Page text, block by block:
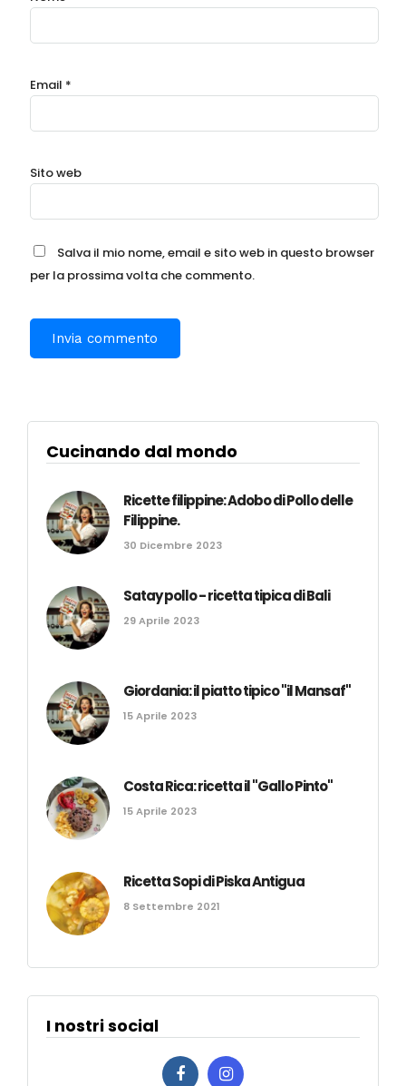
Email *
Sito web
Salva il mio nome, email e sito web in questo browser
per la prossima volta che commento.
Cucinando dal mondo
Ricette filippine: Adobo di Pollo delle
Filippine.
30 Dicembre 2023
Satay pollo - ricetta tipica di Bali
29 Aprile 2023
Giordania: il piatto tipico "il Mansaf"
15 Aprile 2023
Costa Rica: ricetta il "Gallo Pinto"
15 Aprile 2023
Ricetta Sopi di Piska Antigua
8 Settembre 2021
I nostri social